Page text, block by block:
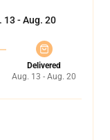
13 - Aug. 20
Delivered
Aug. 13 - Aug. 20